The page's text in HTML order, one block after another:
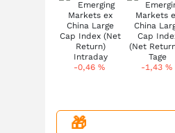
-0,46 % -1,43 %
🎁